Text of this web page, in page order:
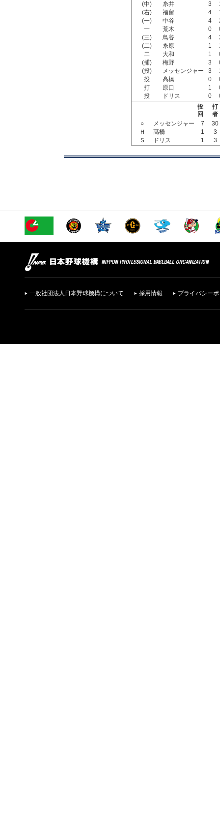
(中)
糸井 3
(右)
福留 4
(一)
中谷 4
一
荒木 0
(三)
鳥谷 4
(二)
糸原 1
二
大和 1
(捕)
梅野 3
(投)
メッセンジャー 3
投
髙橋 0
打
原口 1
投
ドリス 0
投
回
打
者
○
メッセンジャー 7
30
Ｈ
髙橋 1
3
Ｓ
ドリス 1 3
一般社団法人日本野球機構について 採用情報 プライバシー